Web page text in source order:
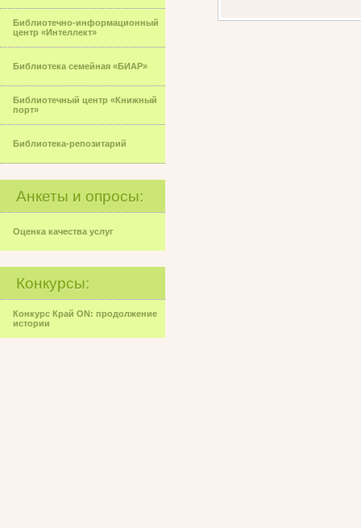
Библиотечно-информационный
центр «Интеллект»
Библиотека семейная «БИАР»
Библиотечный центр «Книжный
порт»
Библиотека-репозитарий
Анкеты и опросы:
Оценка качества услуг
Конкурсы:
Конкурс Край ON: продолжение
истории